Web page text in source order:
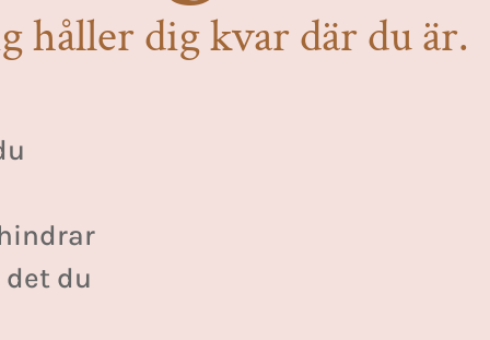
håller dig kvar där du är.
du